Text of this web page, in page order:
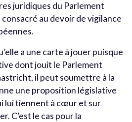
juridiques du Parlement
au devoir de vigilance
a une carte à jouer puisque
dont jouit le Parlement
il peut soumettre à la
une proposition législative
lui tiennent à cœur et sur
C’est le cas pour la